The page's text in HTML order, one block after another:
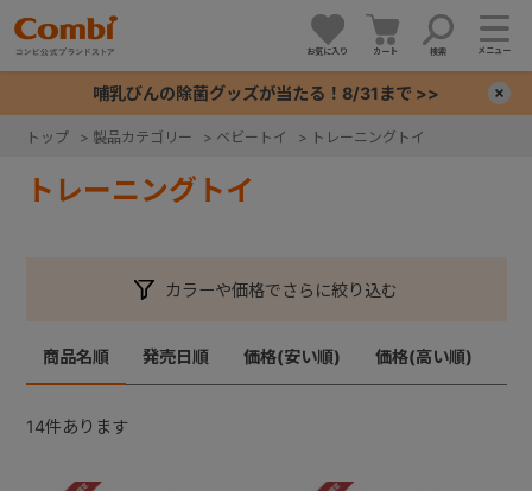
お気に入り カート 検索 メニュー
哺乳びんの除菌グッズが当たる！8/31まで >>
トップ > 製品カテゴリー > ベビートイ > トレーニングトイ
トレーニングトイ
カラーや価格でさらに絞り込む
商品名順 発売日順 価格(安い順) 価格(高い順)
14件あります